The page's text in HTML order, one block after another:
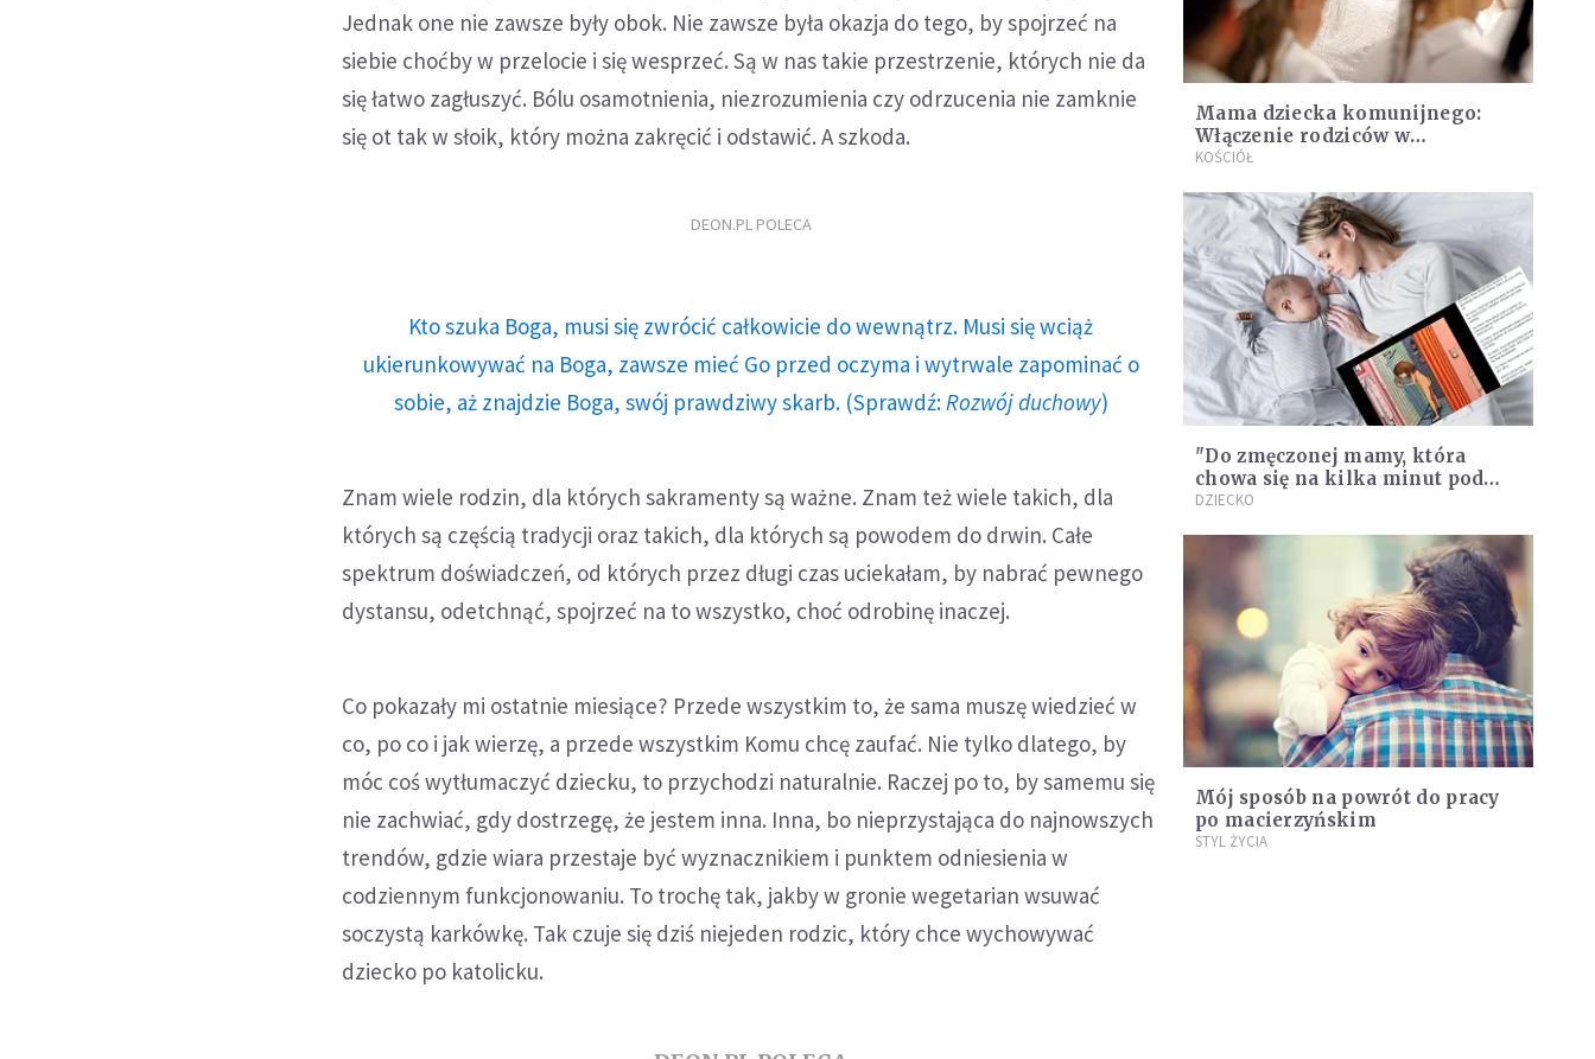
Jednak one nie zawsze były obok. Nie zawsze była okazja do tego, by spojrzeć na
siebie choćby w przelocie i się wesprzeć. Są w nas takie przestrzenie, których nie da
się łatwo zagłuszyć. Bólu osamotnienia, niezrozumienia czy odrzucenia nie zamknie
się ot tak w słoik, który można zakręcić i odstawić. A szkoda.
DEON.PL POLECA
Kto szuka Boga, musi się zwrócić całkowicie do wewnątrz. Musi się wciąż
ukierunkowywać na Boga, zawsze mieć Go przed oczyma i wytrwale zapominać o
sobie, aż znajdzie Boga, swój prawdziwy skarb. (Sprawdź: Rozwój duchowy)
Znam wiele rodzin, dla których sakramenty są ważne. Znam też wiele takich, dla
których są częścią tradycji oraz takich, dla których są powodem do drwin. Całe
spektrum doświadczeń, od których przez długi czas uciekałam, by nabrać pewnego
dystansu, odetchnąć, spojrzeć na to wszystko, choć odrobinę inaczej.
Co pokazały mi ostatnie miesiące? Przede wszystkim to, że sama muszę wiedzieć w
co, po co i jak wierzę, a przede wszystkim Komu chcę zaufać. Nie tylko dlatego, by
móc coś wytłumaczyć dziecku, to przychodzi naturalnie. Raczej po to, by samemu się
nie zachwiać, gdy dostrzegę, że jestem inna. Inna, bo nieprzystająca do najnowszych
trendów, gdzie wiara przestaje być wyznacznikiem i punktem odniesienia w
codziennym funkcjonowaniu. To trochę tak, jakby w gronie wegetarian wsuwać
soczystą karkówkę. Tak czuje się dziś niejeden rodzic, który chce wychowywać
dziecko po katolicku.
Mama dziecka komunijnego:
Włączenie rodziców w
przygotowanie do sakramentu
KOŚCIÓŁ
"Do zmęczonej mamy, która
chowa się na kilka minut pod
prysznicem". Te słowa dodadzą
DZIECKO
Mój sposób na powrót do pracy
po macierzyńskim
STYL ŻYCIA